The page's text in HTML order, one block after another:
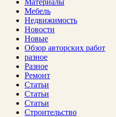
Мебель
Недвижимость
Новости
Новые
Обзор авторских работ
разное
Разное
Ремонт
Статьи
Статьи
Статьи
Строительство